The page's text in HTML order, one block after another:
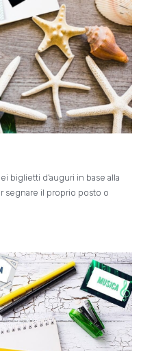
biglietti d’auguri in base alla
segnare il proprio posto o